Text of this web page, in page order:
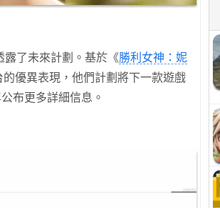
露了未來計劃。基於《勝利女神：妮
的優異表現，他們計劃將下一款遊戲
布更多詳細信息。